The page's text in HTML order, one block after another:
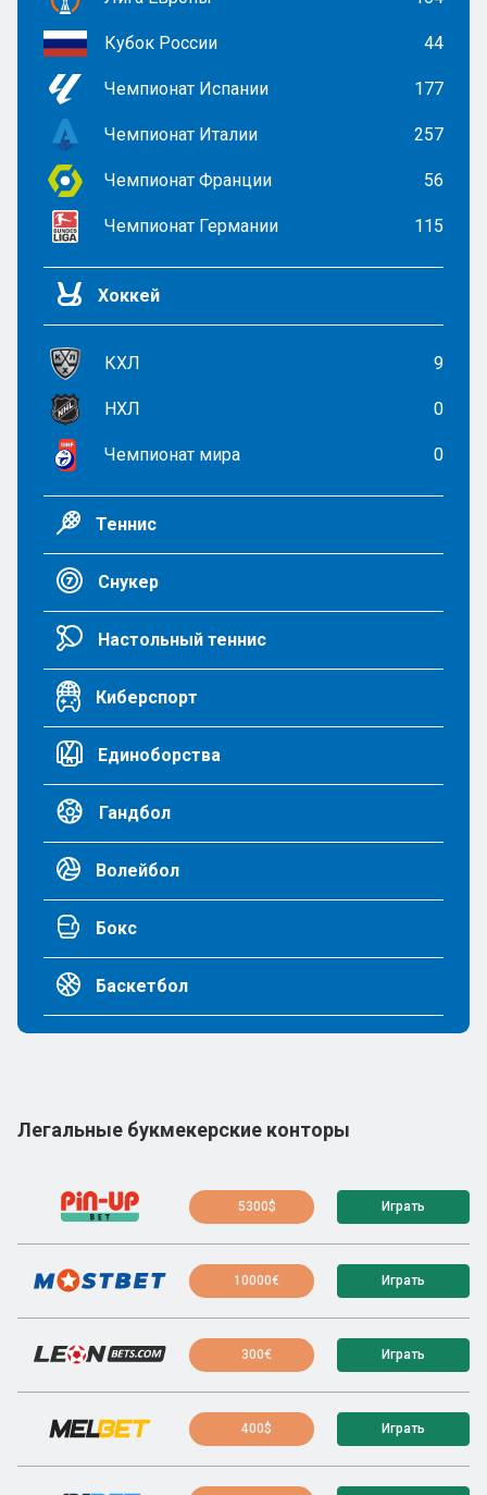
Кубок России 44
Чемпионат Испании 177
Чемпионат Италии 257
Чемпионат Франции 56
Чемпионат Германии 115
Хоккей
КХЛ 9
НХЛ 0
Чемпионат мира 0
Теннис
Снукер
Настольный теннис
Киберспорт
Единоборства
Гандбол
Волейбол
Бокс
Баскетбол
Легальные букмекерские конторы
5300$ Играть
10000€ Играть
300€ Играть
400$ Играть